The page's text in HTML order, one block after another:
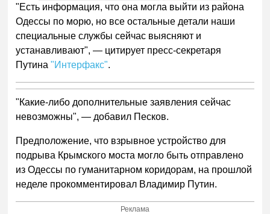
"Есть информация, что она могла выйти из района
Одессы по морю, но все остальные детали наши
специальные службы сейчас выясняют и
устанавливают", — цитирует пресс-секретаря
Путина"Интерфакс".
"Какие-либо дополнительные заявления сейчас
невозможны", — добавил Песков.
Предположение, что взрывное устройство для
подрыва Крымского моста могло быть отправлено
из Одессы по гуманитарном коридорам, на прошлой
неделе прокомментировал Владимир Путин.
Реклама